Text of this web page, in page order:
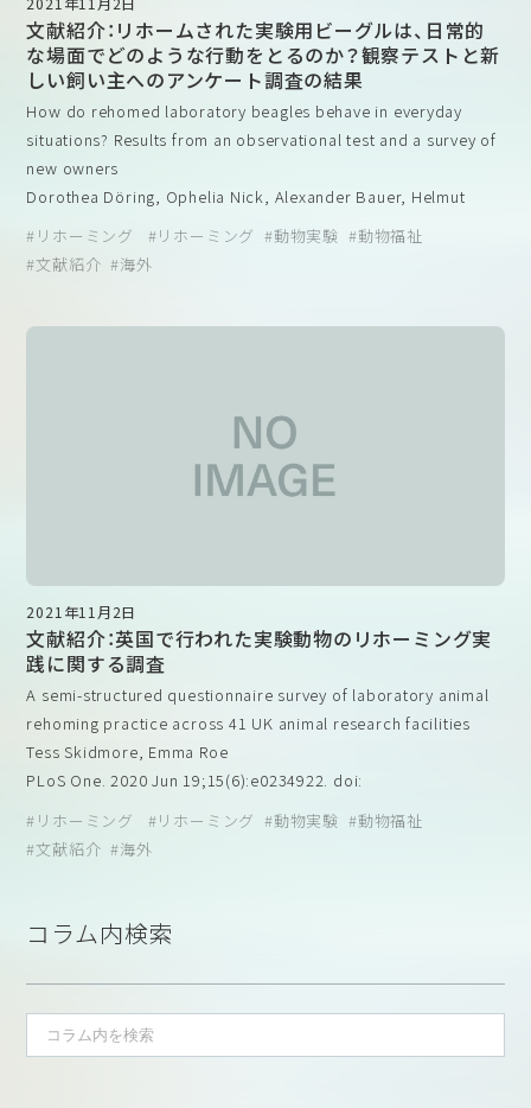
った。調査の結果、95％の獣医師がマウスの福祉について「許
容できる」から「素晴らしい」と評価しましたが、改善すべき点
も残されていた。これらの分野には以下が含まれる。
1）実験を行う研究者のトレーニング
2）実験操作によって痛みや苦痛を感じる可能性のあるマウス
3）痛みや苦痛を感じる可能性のあるマウスのモニタリングに
4）マウスに提供される環境エンリッチメントの継続的な改善
5）研究室内および機関内の他の研究グループでの再発を防止
反の事例に完全に対処する能力があること
がありました。そこでASLAPはマウスの福祉が実際にはどうなっ
ているか、会員にアンケートを実施したのがこの論文の趣旨で
す。
今回の調査では、95％の獣医師がマウスの福祉全般を「許容でき
る」から「優れている」と評価した一方で、半数の獣医師が、ケアの
水準向上を正当化する科学的データがないことが、研究用マウス
の福祉向上の主な制約になっていると考えているとのことです。
ンリッチメントの基準を裏付ける実験データがないことが原因と
考えられています。
観察頻度にも懸念があることが報告されました。動物福祉に満足
獣医師の多くは、観察頻度が１日１回以下であると回答していま
す（下表）。満足度は必ずしもケアの回数に比例するわけではあり
ませんが、獣医師の満足度が高い施設では相対的に観察頻度が高
くなっているようです。このように、動物に対して単にケアする
観察頻度に対する回答（上記論文から引用）
日本国内では比較的小規模施設の多くが、マウスやラットのみを
飼育している施設であり、実験動物獣医師などの専門家を配置す
ることが出来ずにいます。これらの施設にどうやって動物福祉の
考え方を浸透させることができるか、関係者は知恵を絞って考え
る必要がありそうです。
文献紹介：リホームされた実験用ビーグルは、日常的
な場面でどのような行動をとるのか？観察テストと新
しい飼い主へのアンケート調査の結果
How do rehomed laboratory beagles behave in everyday
situations? Results from an observational test and a survey of
new owners
Dorothea Döring, Ophelia Nick, Alexander Bauer, Helmut
Küchenhoff, Michael H Erhard
PLoS One. 2017 Jul 25; 12(7): e0181303. doi:
新しい家庭では生物や無生物の様々な刺激に遭遇します。文
献によると、リホームの経験はほとんど肯定的であるとされ
ていますが、日常的な状況における犬の科学的な観察は行わ
観察されました。さらに、この74頭と71頭の飼い主は、里親に
なってから1週間後と12週間後に、標準化された電話インタビ
ューに参加し、日常的な場面での犬の行動について質問に答
えました。観察テストでは、犬は人間や犬に対してほとんど
友好的に振る舞い、飼い主が操作している間も寛容で、散歩中
は交通量が多くてもリラックスしていました。80％（n=71の
うち）の犬は、リードを引っ張らずに行儀よく歩いていた。イ
ンタビューによると、大多数の犬が望ましい、友好的でリラッ
クスした行動を示しており、アンケート結果は犬と飼い主の
とインタビューの結果を確認することができました。具体的
アを示した（p = 0.0113）。本研究の結果は、リホームされたビ
ーグルたちが新しい生活環境にうまく適応できたことを示し
ドイツでは、多くの企業や大学が長年にわたってリホーミングを
促進しており、ドイツの動物福祉法は、脊椎動物の殺害を「正当な
となりました。平均年齢±標準偏差は2.2±1.5歳、生後2か月から
7.9歳のオス65頭、メス80頭でした。研究施設内の6m
で、主に単独で飼育されており、少なくとも1日1回は屋外のランを
利用していました。犬舎には、寝床、木製の噛みつき棒、犬用のお
やつが用意されており、また、犬たちは採血、一般的な検査、経口投
与、ワクチン接種などの医療行為に慣れていました。
の接触を求め、撫でられるのが好きで、グルーミングも喜んで許可
し、ほとんどの犬は、子供や他の犬を含む他の家族に対して友好的
見知らぬ子供、飼い猫、獣医師に対する行動だけが、時間の経過と
の情緒的な結びつきが見られたと考えられています。
リホーミング リホーミング 動物実験
動物福祉
文献紹介
海外
2021年11月2日
文献紹介：英国で行われた実験動物のリホーミング実
践に関する調査
A semi-structured questionnaire survey of laboratory animal
rehoming practice across 41 UK animal research facilities
Tess Skidmore, Emma Roe
PLoS One. 2020 Jun 19;15(6):e0234922. doi:
10.1371/journal.pone.0234922.
の将来について交渉しなければならない。リホーミングが考
動物のリホーミングの受け入れ状況と、リホーミングするか
しないかの判断に関わる道徳的、倫理的、実用的、規制的な考
慮事項を示す研究結果について報告している。本研究では、
英国内務省の定義によると、リホーミングとは、”関連する保護対
象動物を施設から、Animals (Scientific Procedures) Act に基づ
く施設ではないその他の場所に移動させること”とされています。
リホーミング リホーミング 動物実験
動物福祉
文献紹介
海外
コラム内検索